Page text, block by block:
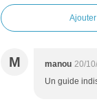
M manou 20/
Un guide